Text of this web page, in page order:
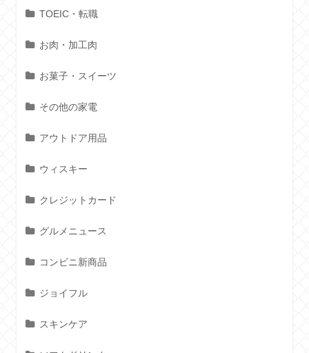
TOEIC・転職
お肉・加工肉
お菓子・スイーツ
その他の家電
アウトドア用品
ウィスキー
クレジットカード
グルメニュース
コンビニ新商品
ジョイフル
スキンケア